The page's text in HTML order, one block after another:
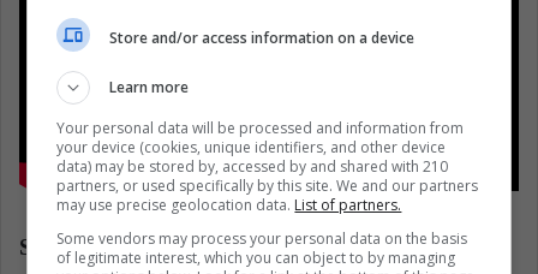
Selección de Portugal
Store and/or access information on a device
Learn more
Your personal data will be processed and information from
your device (cookies, unique identifiers, and other device
data) may be stored by, accessed by and shared with 210
partners, or used specifically by this site. We and our partners
may use precise geolocation data. List of partners.
Some vendors may process your personal data on the basis
of legitimate interest, which you can object to by managing